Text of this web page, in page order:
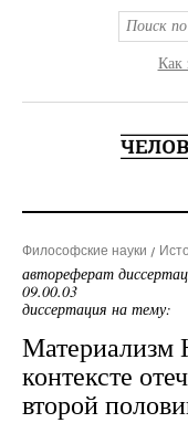
Как
Философские науки
автореферат
09.00.03
диссертация на тему:
Материализм
контексте
второй